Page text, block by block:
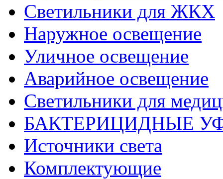
Светильники для ЖКХ
Наружное освещение
Уличное освещение
Аварийное освещение
Светильники для
БАКТЕРИЦИДНЫЕ
Источники света
Комплектующие